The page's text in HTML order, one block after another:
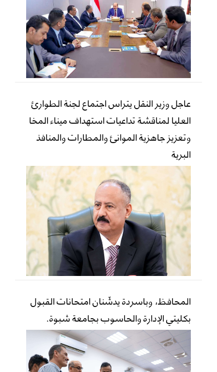
عاجل وزير النقل يتراس اجتماع لجنة الطوارئ
العليا لمناقشة تداعيات استهداف ميناء المخا
وتعزيز جاهزية الموانئ والمطارات والمنافذ
البرية
المحافظ، وباسردة يدشّنان امتحانات القبول
بكليتي الإدارة والحاسوب بجامعة شبوة.